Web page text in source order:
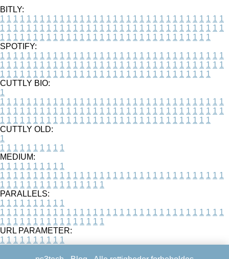
BITLY:
1 1 1 1 1 1 1 1 1 1 1 1 1 1 1 1 1 1 1 1 1 1 1 1 1 1 1 1 1 1 1 1 1 1
1 1 1 1 1 1 1 1 1 1 1 1 1 1 1 1 1 1 1 1 1 1 1 1 1 1 1 1 1 1 1 1 1 1
1 1 1 1 1 1 1 1 1 1 1 1 1 1 1 1 1 1 1 1 1 1 1 1 1 1 1 1 1 1 1 1
SPOTIFY:
1 1 1 1 1 1 1 1 1 1 1 1 1 1 1 1 1 1 1 1 1 1 1 1 1 1 1 1 1 1 1 1 1 1
1 1 1 1 1 1 1 1 1 1 1 1 1 1 1 1 1 1 1 1 1 1 1 1 1 1 1 1 1 1 1 1 1 1
1 1 1 1 1 1 1 1 1 1 1 1 1 1 1 1 1 1 1 1 1 1 1 1 1 1 1 1 1 1 1 1
CUTTLY BIO:
1
1 1 1 1 1 1 1 1 1 1 1 1 1 1 1 1 1 1 1 1 1 1 1 1 1 1 1 1 1 1 1 1 1 1
1 1 1 1 1 1 1 1 1 1 1 1 1 1 1 1 1 1 1 1 1 1 1 1 1 1 1 1 1 1 1 1 1 1
1 1 1 1 1 1 1 1 1 1 1 1 1 1 1 1 1 1 1 1 1 1 1 1 1 1 1 1 1 1 1 1
CUTTLY OLD:
1
1 1 1 1 1 1 1 1 1 1
MEDIUM:
1 1 1 1 1 1 1 1 1 1
1 1 1 1 1 1 1 1 1 1 1 1 1 1 1 1 1 1 1 1 1 1 1 1 1 1 1 1 1 1 1 1 1 1
1 1 1 1 1 1 1 1 1 1 1 1 1 1 1 1
PARALLELS:
1 1 1 1 1 1 1 1 1 1
1 1 1 1 1 1 1 1 1 1 1 1 1 1 1 1 1 1 1 1 1 1 1 1 1 1 1 1 1 1 1 1 1 1
1 1 1 1 1 1 1 1 1 1 1 1 1 1 1 1
URL PARAMETER:
1 1 1 1 1 1 1 1 1 1